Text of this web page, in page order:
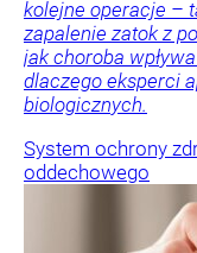
kolejne operacje –
zapalenie zatok z
jak choroba
dlaczego eksperci
biologicznych.
System ochrony
oddechowego